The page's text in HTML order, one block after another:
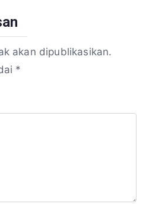
akan dipublikasikan.
*